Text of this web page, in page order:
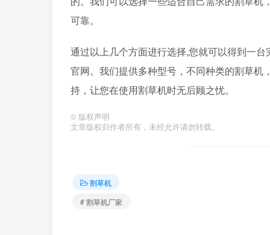
可靠。
通过以上几个方面进行选择,您就可以得到一
官网。我们提供多种型号，不同种类的割草
持，让您在使用割草机时无后顾之忧。
© 版权声明
文章版权归作者所有，未经允许请勿转载。
割草机
# 割草机厂家